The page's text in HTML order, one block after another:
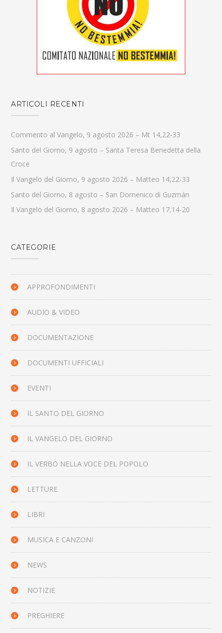
ARTICOLI RECENTI
Commento al Vangelo, 9 agosto 2026 – Mt 14,22-33
Santo del Giorno, 9 agosto – Santa Teresa Benedetta della
Croce
Il Vangelo del Giorno, 9 agosto 2026 – Matteo 14,22-33
Santo del Giorno, 8 agosto – San Domenico di Guzmán
Il Vangelo del Giorno, 8 agosto 2026 – Matteo 17,14-20
CATEGORIE
APPROFONDIMENTI
AUDIO & VIDEO
DOCUMENTAZIONE
DOCUMENTI UFFICIALI
EVENTI
IL SANTO DEL GIORNO
IL VANGELO DEL GIORNO
IL VERBO NELLA VOCE DEL POPOLO
LETTURE
LIBRI
MUSICA E CANZONI
NEWS
NOTIZIE
PREGHIERE